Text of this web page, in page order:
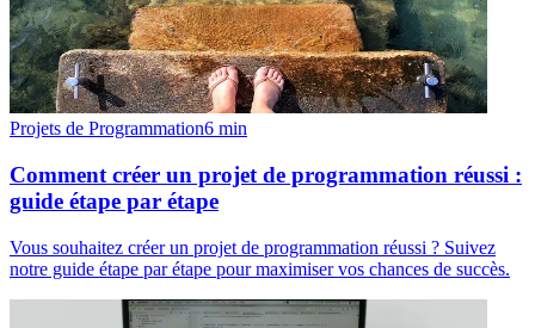
Projets de Programmation6 min
Comment créer un projet de programmation réussi :
guide étape par étape
Vous souhaitez créer un projet de programmation réussi ? Suivez
notre guide étape par étape pour maximiser vos chances de succès.